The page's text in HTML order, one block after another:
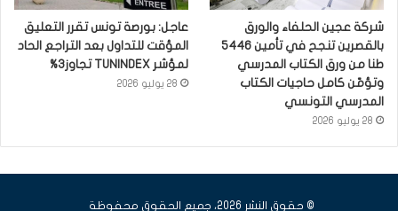
شركة عجين الحلفاء والورق
بالقصرين تنجح في تأمين 5446
طنا من ورق الكتاب المدرسي
وتؤمّن كامل حاجيات الكتاب
المدرسي التونسي
28 يوليو 2026
عاجل: بورصة تونس تقرر التعليق
المؤقت للتداول بعد التراجع الحاد
لمؤشر TUNINDEX تجاوز3%
28 يوليو 2026
© حقوق النشر 2026، جميع الحقوق محفوظة